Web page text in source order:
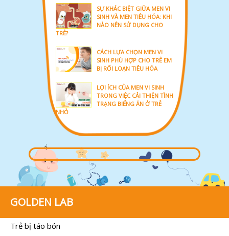
SỰ KHÁC BIỆT GIỮA MEN VI
SINH VÀ MEN TIÊU HÓA: KHI
NÀO NÊN SỬ DỤNG CHO
TRẺ?
CÁCH LỰA CHỌN MEN VI
SINH PHÙ HỢP CHO TRẺ EM
BỊ RỐI LOẠN TIÊU HÓA
LỢI ÍCH CỦA MEN VI SINH
TRONG VIỆC CẢI THIỆN TÌNH
TRẠNG BIẾNG ĂN Ở TRẺ
NHỎ
GOLDEN LAB
Trẻ bị táo bón